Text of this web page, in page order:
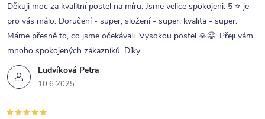
Ludvíková Petra
10.6.2025
Děkuji moc za kvalitní postel na míru. Jsme velice spokojeni. 5 ⭐ je
pro vás málo. Doručení - super, složení - super, kvalita - super.
Máme přesně to, co jsme očekávali. Vysokou postel 🙏😉. Přeji vám
mnoho spokojených zákazníků. Díky.